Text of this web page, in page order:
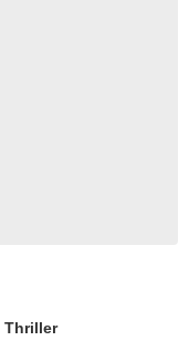
Thriller